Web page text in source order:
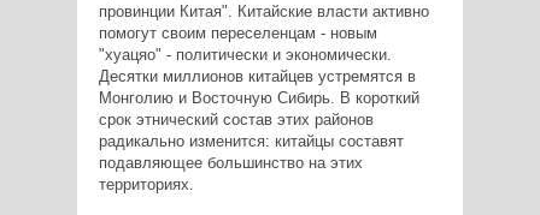
провинции Китая". Китайские власти активно
помогут своим переселенцам - новым
"хуацяо" - политически и экономически.
Десятки миллионов китайцев устремятся в
Монголию и Восточную Сибирь. В короткий
срок этнический состав этих районов
радикально изменится: китайцы составят
подавляющее большинство на этих
территориях.